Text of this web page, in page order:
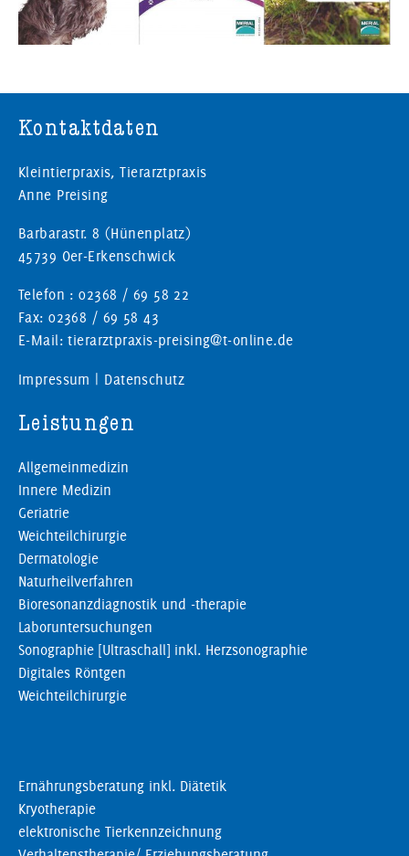
Kontaktdaten
Kleintierpraxis, Tierarztpraxis
Anne Preising
Barbarastr. 8 (Hünenplatz)
45739 Oer-Erkenschwick
Telefon : 02368 / 69 58 22
Fax: 02368 / 69 58 43
E-Mail: tierarztpraxis-preising@t-online.de
Impressum | Datenschutz
Leistungen
Allgemeinmedizin
Innere Medizin
Geriatrie
Weichteilchirurgie
Dermatologie
Naturheilverfahren
Bioresonanzdiagnostik und -therapie
Laboruntersuchungen
Sonographie [Ultraschall] inkl. Herzsonographie
Digitales Röntgen
Weichteilchirurgie
Ernährungsberatung inkl. Diätetik
Kryotherapie
elektronische Tierkennzeichnung